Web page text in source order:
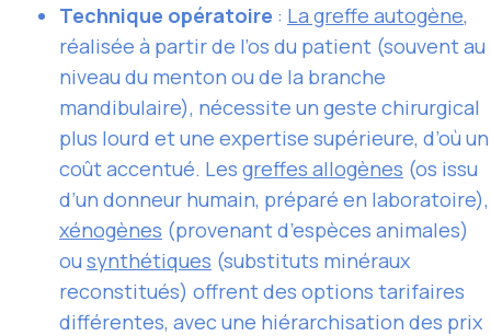
Technique opératoire : La greffe autogène,
réalisée à partir de l’os du patient (souvent au
niveau du menton ou de la branche
mandibulaire), nécessite un geste chirurgical
plus lourd et une expertise supérieure, d’où un
coût accentué. Les greffes allogènes (os issu
d’un donneur humain, préparé en laboratoire),
xénogènes (provenant d’espèces animales)
ou synthétiques (substituts minéraux
reconstitués) offrent des options tarifaires
différentes, avec une hiérarchisation des prix